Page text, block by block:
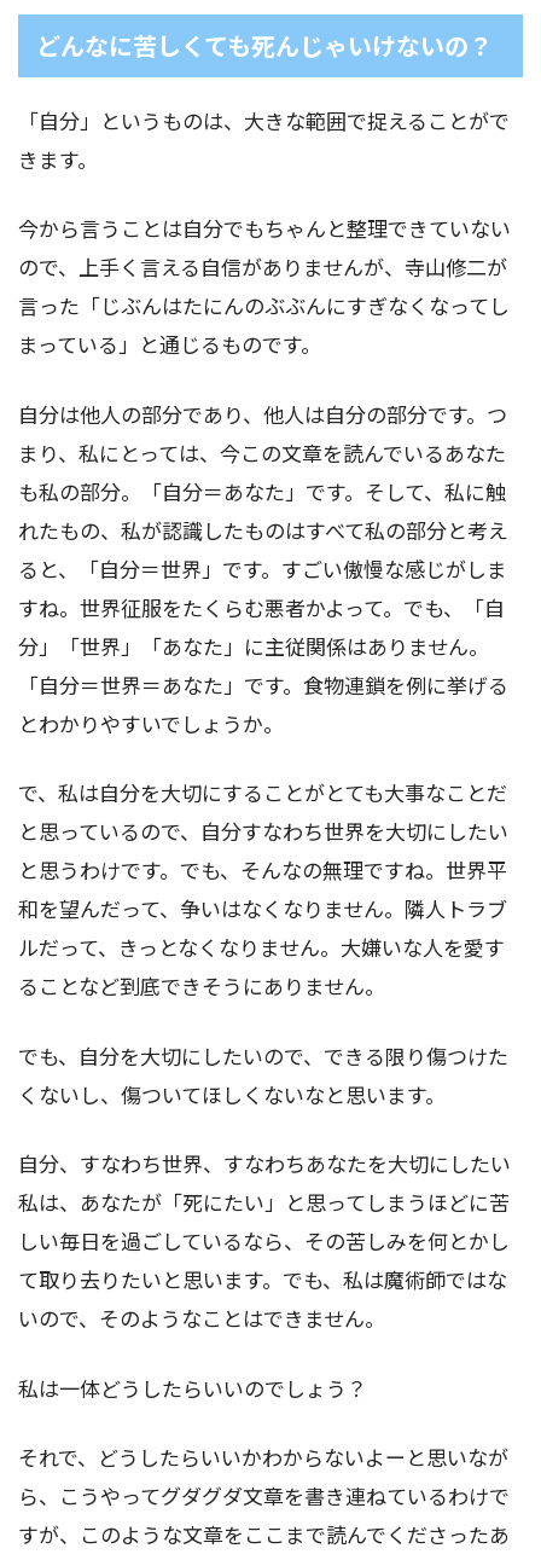
どんなに苦しくても死んじゃいけないの？
「自分」というものは、大きな範囲で捉えることがで
きます。
今から言うことは自分でもちゃんと整理できていない
ので、上手く言える自信がありませんが、寺山修二が
言った「じぶんはたにんのぶぶんにすぎなくなってし
まっている」と通じるものです。
自分は他人の部分であり、他人は自分の部分です。つ
まり、私にとっては、今この文章を読んでいるあなた
も私の部分。「自分＝あなた」です。そして、私に触
れたもの、私が認識したものはすべて私の部分と考え
ると、「自分＝世界」です。すごい傲慢な感じがしま
すね。世界征服をたくらむ悪者かよって。でも、「自
分」「世界」「あなた」に主従関係はありません。
「自分＝世界＝あなた」です。食物連鎖を例に挙げる
とわかりやすいでしょうか。
で、私は自分を大切にすることがとても大事なことだ
と思っているので、自分すなわち世界を大切にしたい
と思うわけです。でも、そんなの無理ですね。世界平
和を望んだって、争いはなくなりません。隣人トラブ
ルだって、きっとなくなりません。大嫌いな人を愛す
ることなど到底できそうにありません。
でも、自分を大切にしたいので、できる限り傷つけた
くないし、傷ついてほしくないなと思います。
自分、すなわち世界、すなわちあなたを大切にしたい
私は、あなたが「死にたい」と思ってしまうほどに苦
しい毎日を過ごしているなら、その苦しみを何とかし
て取り去りたいと思います。でも、私は魔術師ではな
いので、そのようなことはできません。
私は一体どうしたらいいのでしょう？
それで、どうしたらいいかわからないよーと思いなが
ら、こうやってグダグダ文章を書き連ねているわけで
すが、このような文章をここまで読んでくださったあ